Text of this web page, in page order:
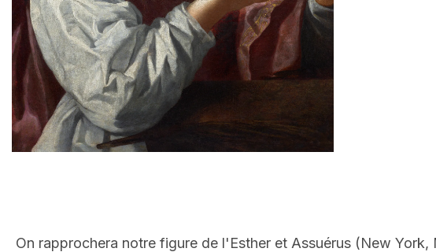
On rapprochera notre figure de l'Esther et Assuérus (New